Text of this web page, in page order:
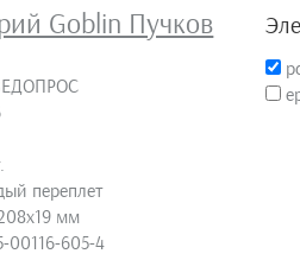
Goblin Пучков
переплет
мм
00116-605-4